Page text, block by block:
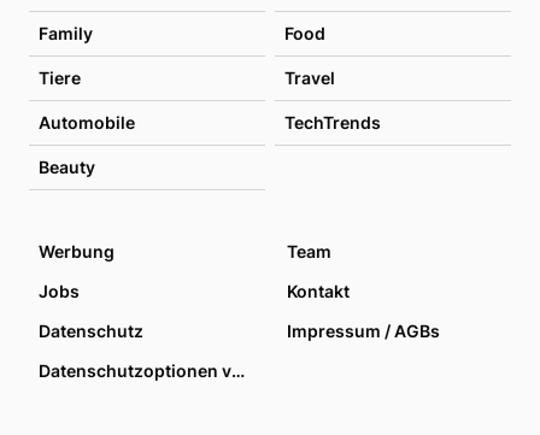
Family Food
Tiere Travel
Automobile TechTrends
Beauty
Werbung
Team
Jobs
Kontakt
Datenschutz
Impressum / AGBs
Datenschutzoptionen verwalten